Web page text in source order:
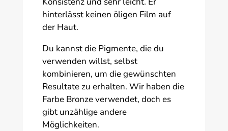
hinterlässt keinen öligen Film auf
der Haut.
Du kannst die Pigmente, die du
verwenden willst, selbst
kombinieren, um die gewünschten
Resultate zu erhalten. Wir haben die
Farbe Bronze verwendet, doch es
gibt unzählige andere
Möglichkeiten.